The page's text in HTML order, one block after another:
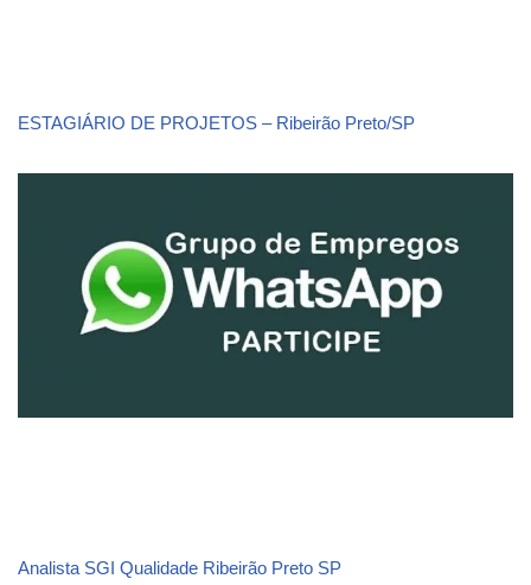
ESTAGIÁRIO DE PROJETOS – Ribeirão Preto/SP
Analista SGI Qualidade Ribeirão Preto SP